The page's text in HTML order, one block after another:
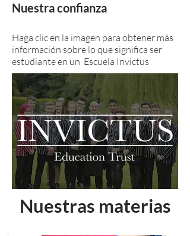
Nuestra confianza
Haga clic en la imagen para obtener más
información sobre lo que significa ser
estudiante en un Escuela Invictus
Nuestras materias